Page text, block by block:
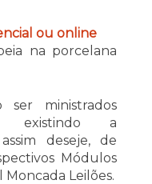
ou online
na porcelana
ministrados
existindo a
deseje, de
Módulos
Moncada Leilões.